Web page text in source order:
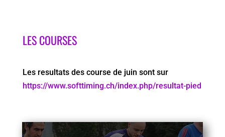
LES COURSES
Les resultats des course de juin sont sur
https://www.softtiming.ch/index.php/resultat-pied